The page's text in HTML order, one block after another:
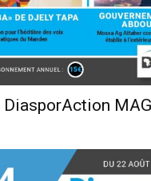
DiasporAction